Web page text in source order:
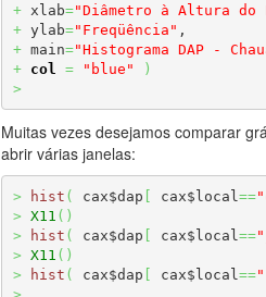
+ xlab="Diâmetro à Altura do
+ ylab="Freqüência"
+ main="Histograma DAP -
+
col = "blue"
)
>
Muitas vezes desejamos comparar
abrir várias janelas:
> hist ( cax$dap [ cax$local ==
> X11 ( )
>
hist ( cax$dap [ cax$local ==
> X11 ( )
>
hist ( cax$dap [ cax$local ==